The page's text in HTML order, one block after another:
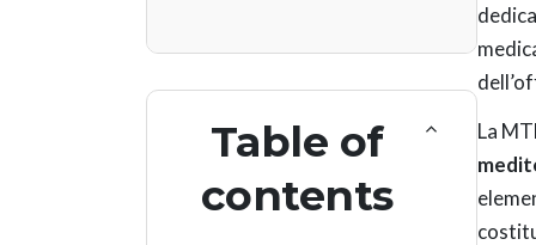
Table of
contents
La